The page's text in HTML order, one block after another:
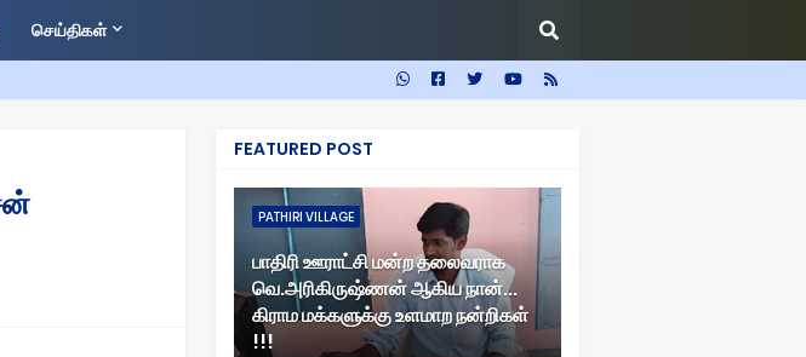
செய்திகள்
FEATURED POST
PATHIRI VILLAGE
பாதிரி ஊராட்சி மன்ற தலைவராக
வெ.அரிகிருஷ்ணன் ஆகிய நான்...
கிராம மக்களுக்கு உளமாற நன்றிகள்
!!!